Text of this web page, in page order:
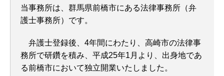
当事務所は、群馬県前橋市にある法律事務所（弁
護士事務所）です。
弁護士登録後、4年間にわたり、高崎市の法律事
務所で研鑽を積み、平成25年1月より、出身地であ
る前橋市において独立開業いたしました。